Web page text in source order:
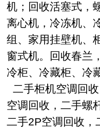
机；回收活塞式，
离心机，冷冻机、
组、家用挂壁机、
窗式机。回收春兰
冷柜、冷藏柜、冷
二手柜机空调回
空调回收，二手螺
二手2P空调回收，